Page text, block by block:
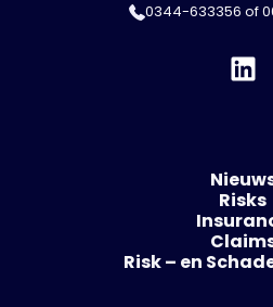
0344-633356 of
Risks
Risk – en